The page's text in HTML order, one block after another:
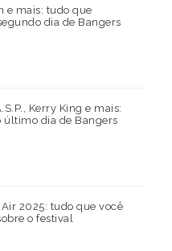
e mais: tudo que
dia de Bangers
Kerry King e mais:
último dia de Bangers
2025: tudo que você
o festival